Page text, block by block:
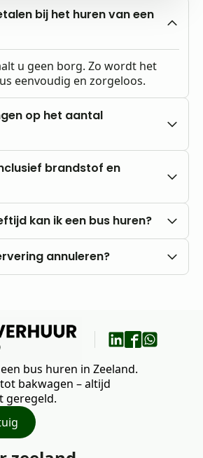
bij het huren van een
u geen borg. Zo wordt het
eenvoudig en zorgeloos.
op het aantal
onbeperkte kilometers.
brandstof en
altijd inclusief btw en
kan ik een bus huren?
jaar bij ons huren, mits u in het
annuleren?
bus huren in Zeeland.
bakwagen – altijd
geregeld.